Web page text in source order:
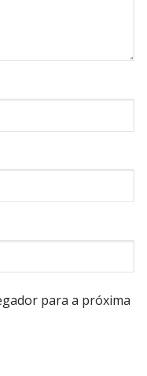
para a próxima